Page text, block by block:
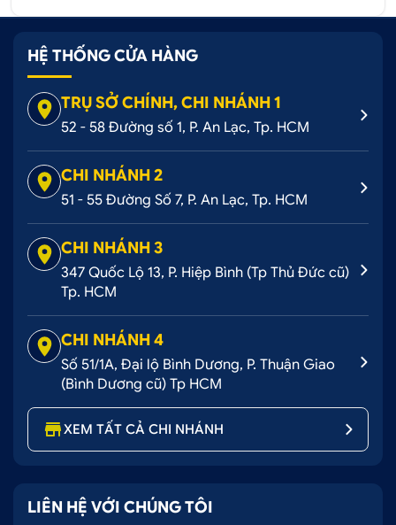
Đảm bảo tầm nhìn trong trẻo, chống loá mắt
HỆ THỐNG CỬA HÀNG
TRỤ SỞ CHÍNH, CHI NHÁNH 1
52 - 58 Đường số 1, P. An Lạc, Tp. HCM
CHI NHÁNH 2
51 - 55 Đường Số 7, P. An Lạc, Tp. HCM
CHI NHÁNH 3
347 Quốc Lộ 13, P. Hiệp Bình (Tp Thủ Đức cũ)
Tp. HCM
CHI NHÁNH 4
Số 51/1A, Đại lộ Bình Dương, P. Thuận Giao
(Bình Dương cũ) Tp HCM
XEM TẤT CẢ CHI NHÁNH
LIÊN HỆ VỚI CHÚNG TÔI